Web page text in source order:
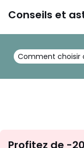
Conseils et
Comment choisir
Profitez de -